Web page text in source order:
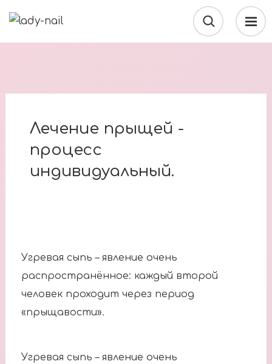
Лечение прыщей -
процесс
индивидуальный.
Угревая сыпь – явление очень
распространённое: каждый второй
человек проходит через период
«прыщавости».
Угревая сыпь – явление очень